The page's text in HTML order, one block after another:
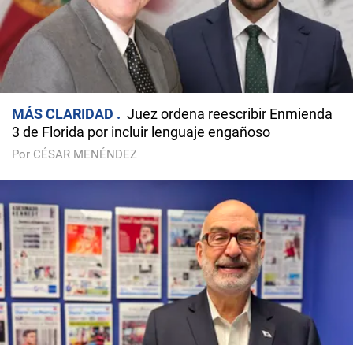
MÁS CLARIDAD
Juez ordena reescribir Enmienda
3 de Florida por incluir lenguaje engañoso
Por CÉSAR MENÉNDEZ